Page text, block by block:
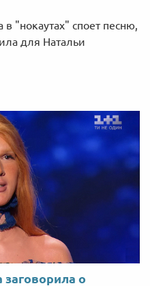
в "нокаутах" споет песню,
для Натальи
заговорила о